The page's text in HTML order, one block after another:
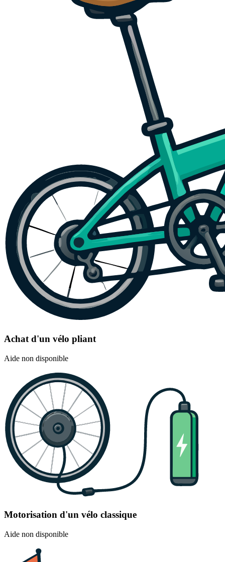
Achat d'un vélo pliant
Aide non disponible
Motorisation d'un vélo classique
Aide non disponible